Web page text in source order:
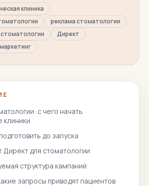
клиника
реклама стоматологии
Директ
с чего начать
клиники
до запуска
Директ для стоматологии
структура кампаний
запросы приводят пациентов